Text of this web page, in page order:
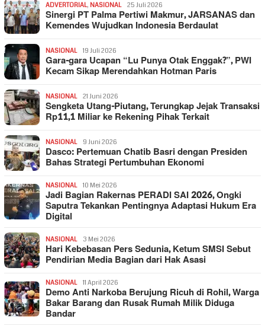
ADVERTORIAL, NASIONAL 25 Juli 2026
Sinergi PT Palma Pertiwi Makmur, JARSANAS dan
Kemendes Wujudkan Indonesia Berdaulat
NASIONAL 19 Juli 2026
Gara-gara Ucapan “Lu Punya Otak Enggak?”, PWI
Kecam Sikap Merendahkan Hotman Paris
NASIONAL 21 Juni 2026
Sengketa Utang-Piutang, Terungkap Jejak Transaksi
Rp11,1 Miliar ke Rekening Pihak Terkait
NASIONAL 9 Juni 2026
Dasco: Pertemuan Chatib Basri dengan Presiden
Bahas Strategi Pertumbuhan Ekonomi
NASIONAL 10 Mei 2026
Jadi Bagian Rakernas PERADI SAI 2026, Ongki
Saputra Tekankan Pentingnya Adaptasi Hukum Era
Digital
NASIONAL 3 Mei 2026
Hari Kebebasan Pers Sedunia, Ketum SMSI Sebut
Pendirian Media Bagian dari Hak Asasi
NASIONAL 11 April 2026
Demo Anti Narkoba Berujung Ricuh di Rohil, Warga
Bakar Barang dan Rusak Rumah Milik Diduga
Bandar